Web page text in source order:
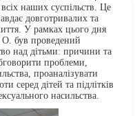
наших суспільств. Це
довготривалих та
У рамках цього дня
був проведений
над дітьми: причини та
проблеми,
проаналізувати
серед дітей та підлітків
насильства.